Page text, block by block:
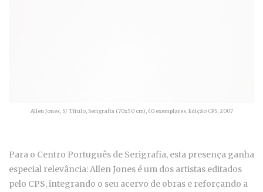
Allen Jones, S/ Título, Serigrafia (70x50 cm), 40 exemplares, Edição CPS, 2007
Para o Centro Português de Serigrafia, esta presença ganha
especial relevância: Allen Jones é um dos artistas editados
pelo CPS, integrando o seu acervo de obras e reforçando a